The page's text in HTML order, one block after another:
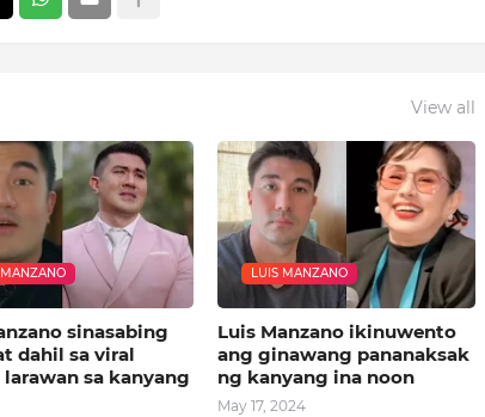
View all
sinasabing
dahil sa viral
sa kanyang
LUIS MANZANO
Luis Manzano ikinuwento
ang ginawang pananaksak
ng kanyang ina noon
May 17, 2024